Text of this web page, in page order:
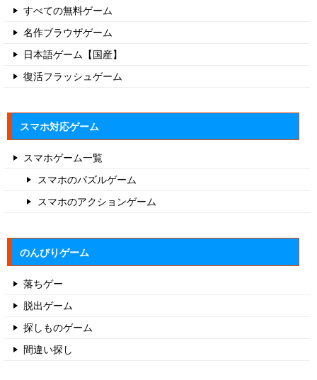
すべての無料ゲーム
名作ブラウザゲーム
日本語ゲーム【国産】
復活フラッシュゲーム
スマホ対応ゲーム
スマホゲーム一覧
スマホのパズルゲーム
スマホのアクションゲーム
のんびりゲーム
落ちゲー
脱出ゲーム
探しものゲーム
間違い探し